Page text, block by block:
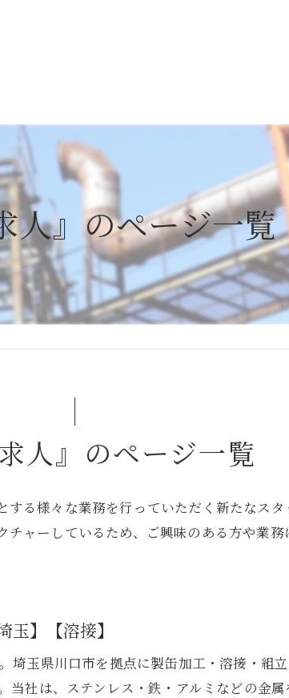
人』のページ一覧
人』のページ一覧
る様々な業務を行っていただく新たなス
ャーしているため、ご興味のある方や業
玉】【溶接】
埼玉県川口市を拠点に製缶加工・溶接・組
当社は、ステンレス・鉄・アルミなどの金